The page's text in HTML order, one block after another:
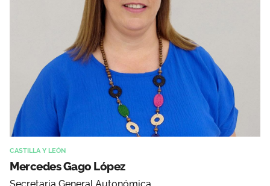
CASTILLA Y LEÓN
Mercedes Gago López